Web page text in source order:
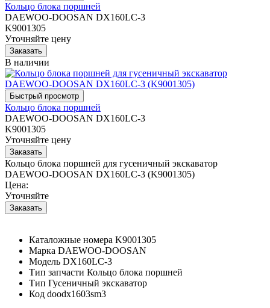
Кольцо блока поршней
DAEWOO-DOOSAN DX160LC-3
K9001305
Уточняйте цену
В наличии
Кольцо блока поршней
DAEWOO-DOOSAN DX160LC-3
K9001305
Уточняйте цену
Кольцо блока поршней для гусеничный экскаватор
DAEWOO-DOOSAN DX160LC-3 (K9001305)
Цена:
Уточняйте
Каталожные номера K9001305
Марка DAEWOO-DOOSAN
Модель DX160LC-3
Тип запчасти Кольцо блока поршней
Тип Гусеничный экскаватор
Код doodx1603sm3